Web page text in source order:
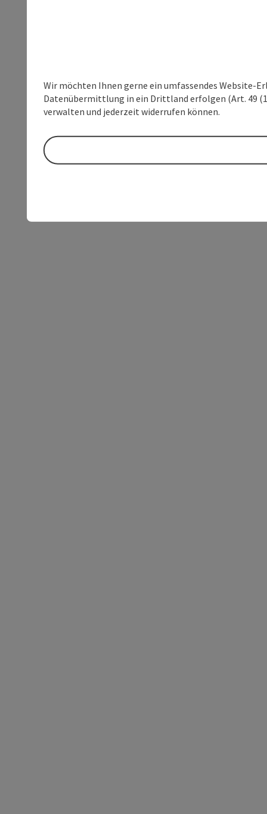
Wir möchten Ihnen gerne ein umfassendes Website-
Datenübermittlung in ein Drittland erfolgen (Art. 49
verwalten und jederzeit widerrufen können.